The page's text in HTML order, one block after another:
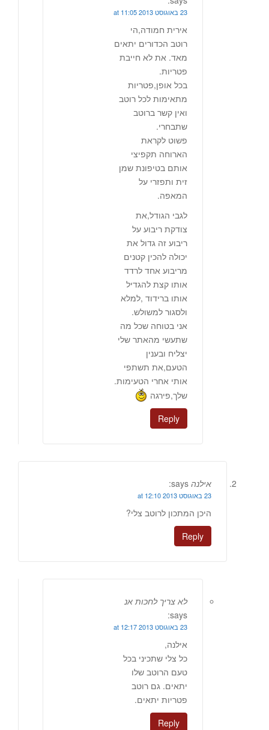
23 באוגוסט 2013 at 11:05
אירית חמודה,הי
רוטב הכדורים יתאים
מאד. את לא חייבת
פטריות.
בכל אופן,פטריות
מתאימות לכל רוטב
ואין קשר ברוטב
שתבחרי.
פשוט לקראת
הארוחה תקפיצי
אותם בטיפונת שמן
זית ותפזרי על
המאפה.
לגבי הגודל,את
צודקת ריבוע על
ריבוע זה גדול את
יכולה להכין קטנים
מריבוע אחד לרדד
אותו קצת להגדיל
אותו ברידוד ,למלא
ולסגור למשולש.
אני בטוחה שכל מה
שתעשי מהאתר שלי
יצליח ובענין
הטעם,את תשתפי
אותי אחרי הטעימות.
שלך,פירגה
Reply
אילנה says:
23 באוגוסט 2013 at 12:10
היכן המתכון לרוטב צלי?
Reply
לא צריך לחכות אנ
says:
23 באוגוסט 2013 at 12:17
אילנה,
כל צלי שתכיני בכל
טעם הרוטב שלו
יתאים. גם רוטב
פטריות יתאים.
Reply